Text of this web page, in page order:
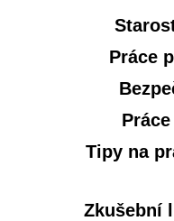
Práce
Tipy na
Zkušební